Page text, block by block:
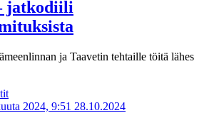
jatkodiili
ja Taavetin tehtaille töitä lähes
2024, 9:51 28.10.2024